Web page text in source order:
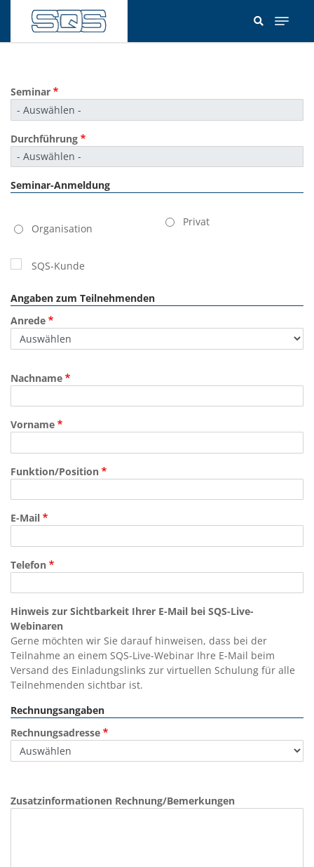
Inhalt
Seminar
Durchführung
Seminar-Anmeldung
Organisation
Privat
SQS-Kunde
Angaben zum Teilnehmenden
Anrede
Nachname
Vorname
Funktion/Position
E-Mail
Telefon
Hinweis zur Sichtbarkeit Ihrer E-Mail bei SQS-Live-
Webinaren
Gerne möchten wir Sie darauf hinweisen, dass bei der
Teilnahme an einem SQS-Live-Webinar Ihre E-Mail beim
Versand des Einladungslinks zur virtuellen Schulung für alle
Teilnehmenden sichtbar ist.
Rechnungsangaben
Rechnungsadresse
Zusatzinformationen Rechnung/Bemerkungen